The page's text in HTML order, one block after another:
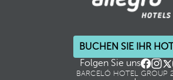
BUCHEN SIE IHR
Folgen Sie uns
BARCELÓ HOTEL GROUP